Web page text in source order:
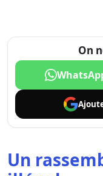
On
Un